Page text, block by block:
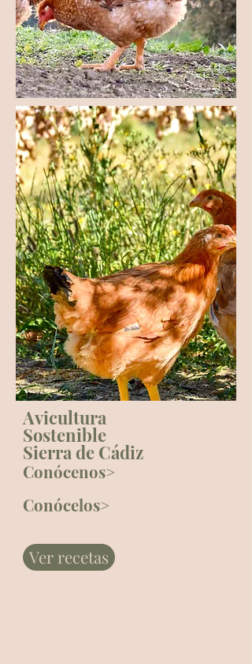
Avicultura
Sostenible
Sierra de Cádiz
Conócenos>
Conócelos>
Ver recetas